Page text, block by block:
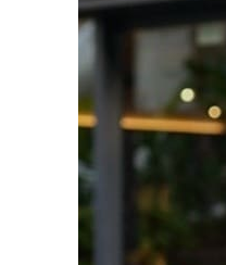
ご利用ガイド
特定商取引法について
お問い合わせ
OFFICIAL WEB SITE
ようこそ ゲスト 様